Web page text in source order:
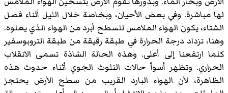
لها مباشرة. وفي بعض الأحيان، وبخاصة خلال الليل أثناء فصل
الشتاء، يكون الهواء الملامس للسطح أبرد من الهواء الذي يعلوه.
وهنا، تزداد درجة الحرارة في طبقة رقيقة من طبقة التروبوسفير
كلما ارتفعنا إلى أعلى. وهذه الحالة الشاذة تسمى الانقلاب
الحراري. وتظهر أسوأ حالات التلوث الجوي أثناء حدوث هذه
الظاهرة، لأن الهواء البارد القريب من سطح الأرض يحتجز